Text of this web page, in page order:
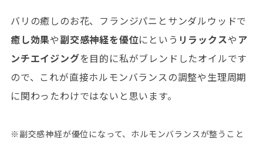
バリの癒しのお花、フランジパニとサンダルウッドで
癒し効果や副交感神経を優位にという リラックスや ア
ンチエイジングを目的に私がブレンドしたオイルです
ので、これが直接ホルモンバランスの調整や生理周期
に関わったわけではないと思います。
※副交感神経が優位になって、ホルモンバランスが整うこと